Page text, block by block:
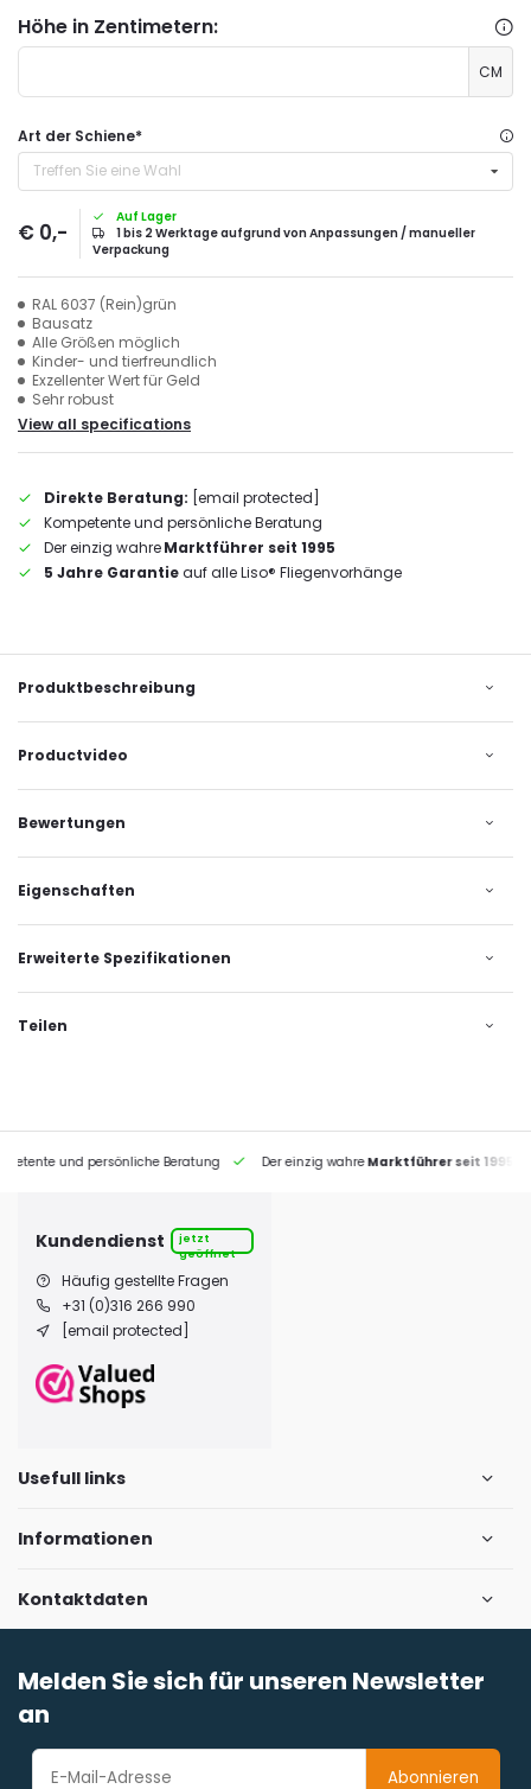
Höhe in Zentimetern:
CM
Art der Schiene*
Treffen Sie eine Wahl
€ 0,-
Auf Lager
1 bis 2 Werktage aufgrund von Anpassungen / manueller
Verpackung
RAL 6037 (Rein)grün
Bausatz
Alle Größen möglich
Kinder- und tierfreundlich
Exzellenter Wert für Geld
Sehr robust
View all specifications
Direkte Beratung: [email protected]
Kompetente und persönliche Beratung
Der einzig wahreMarktführer seit 1995
5 Jahre Garantieauf alle Liso® Fliegenvorhänge
Produktbeschreibung
Productvideo
Bewertungen
Eigenschaften
Erweiterte Spezifikationen
Teilen
und persönliche Beratung Der einzig wahreMarktführer seit 1995
Kundendienst
jetzt
geöffnet
Häufig gestellte Fragen
+31 (0)316 266 990
[email protected]
Usefull links
Informationen
Kontaktdaten
Melden Sie sich für unseren Newsletter
an
Abonnieren